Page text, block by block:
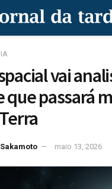
vai
que passará
maio 13, 2026